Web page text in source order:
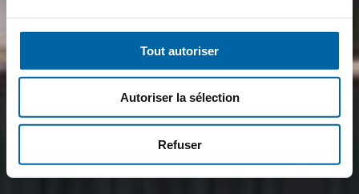
Tout autoriser
Autoriser la sélection
Refuser